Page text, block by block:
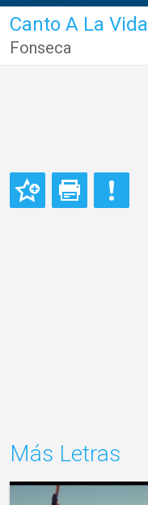
Canto A La Vida
Fonseca
Más Letras